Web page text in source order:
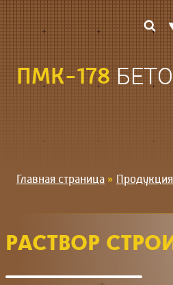
содержимому
ПМК-178
Главная страница » Продукция
РАСТВОР